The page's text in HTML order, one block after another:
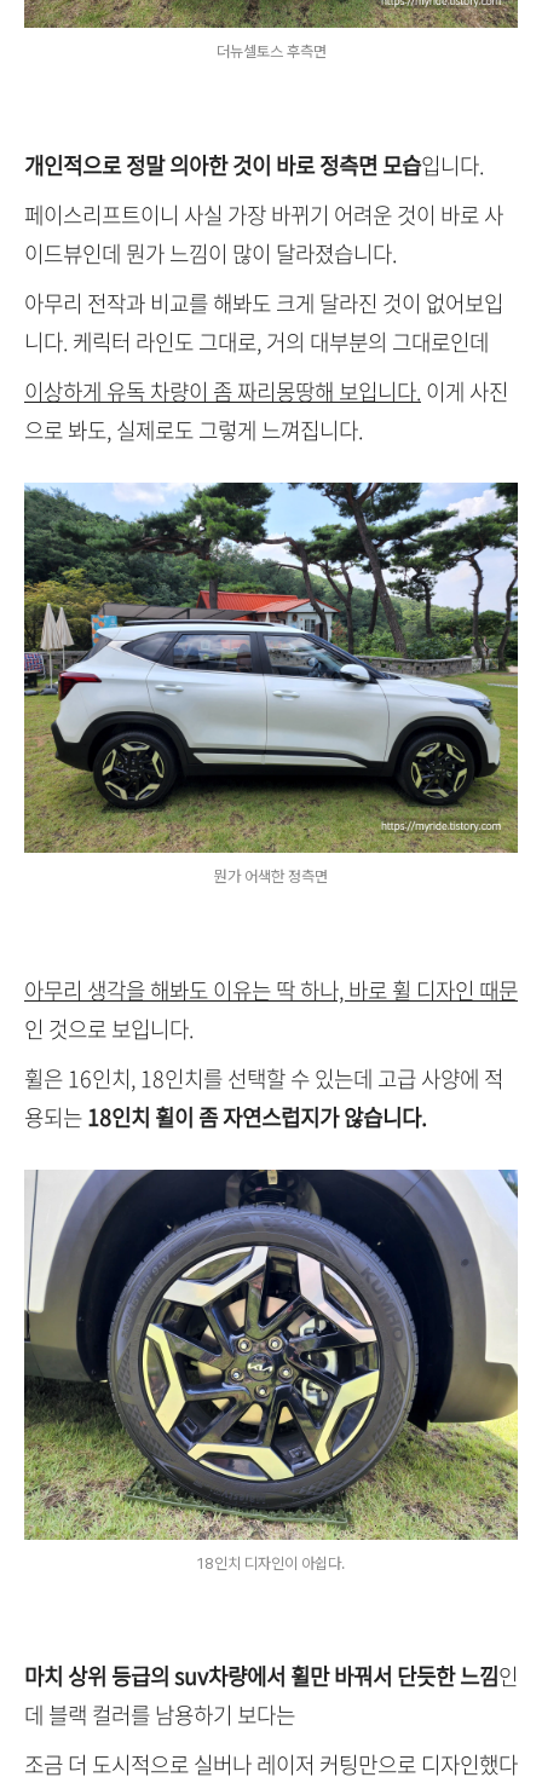
더뉴셀토스 후측면
개인적으로 정말 의아한 것이 바로 정측면 모습입니다.
페이스리프트이니 사실 가장 바뀌기 어려운 것이 바로 사
이드뷰인데 뭔가 느낌이 많이 달라졌습니다.
아무리 전작과 비교를 해봐도 크게 달라진 것이 없어보입
니다. 케릭터 라인도 그대로, 거의 대부분의 그대로인데
이상하게 유독 차량이 좀 짜리몽땅해 보입니다. 이게 사진
으로 봐도, 실제로도 그렇게 느껴집니다.
뭔가 어색한 정측면
아무리 생각을 해봐도 이유는 딱 하나, 바로 휠 디자인 때문
인 것으로 보입니다.
휠은 16인치, 18인치를 선택할 수 있는데 고급 사양에 적
용되는18인치 휠이 좀 자연스럽지가 않습니다.
18인치 디자인이 아쉽다.
마치 상위 등급의 suv차량에서 휠만 바꿔서 단듯한 느낌인
데 블랙 컬러를 남용하기 보다는
조금 더 도시적으로 실버나 레이저 커팅만으로 디자인했다